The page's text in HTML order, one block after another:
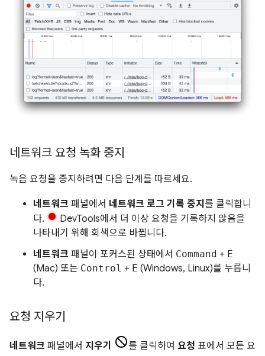
네트워크 요청 녹화 중지
녹음 요청을 중지하려면 다음 단계를 따르세요.
네트워크 패널에서 네트워크 로그 기록 중지 를 클릭합니
다.
DevTools에서 더 이상 요청을 기록하지 않음을
나타내기 위해 회색으로 바뀝니다.
네트워크 패널이 포커스된 상태에서 Command + E
(Mac) 또는 Control + E (Windows, Linux)를 누릅니
다.
요청 지우기
네트워크 패널에서 지우기 를 클릭하여 요청 표에서 모든 요